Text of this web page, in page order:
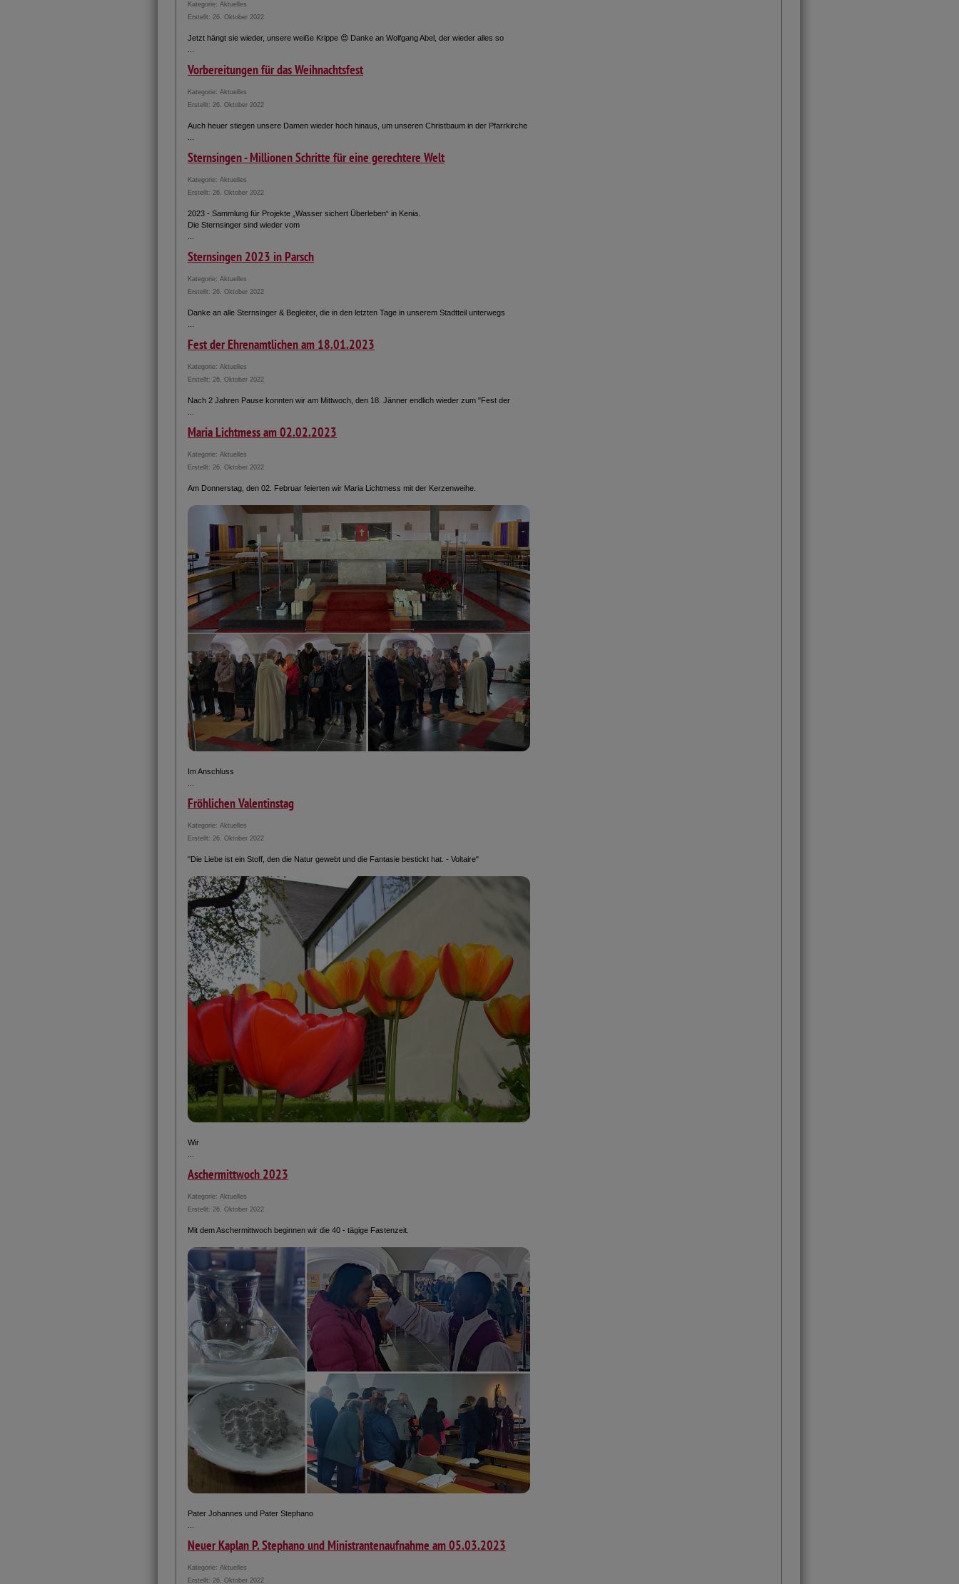
Kategorie: Aktuelles
Erstellt: 26. Oktober 2022
Jetzt hängt sie wieder, unsere weiße Krippe 😍 Danke an Wolfgang Abel, der wieder alles so
Vorbereitungen für das Weihnachtsfest
Kategorie: Aktuelles
Erstellt: 26. Oktober 2022
Auch heuer stiegen unsere Damen wieder hoch hinaus, um unseren Christbaum in der Pfarrkirche
Sternsingen - Millionen Schritte für eine gerechtere Welt
Kategorie: Aktuelles
Erstellt: 26. Oktober 2022
2023 - Sammlung für Projekte „Wasser sichert Überleben“ in Kenia.
Die Sternsinger sind wieder vom
Sternsingen 2023 in Parsch
Kategorie: Aktuelles
Erstellt: 26. Oktober 2022
Danke an alle Sternsinger & Begleiter, die in den letzten Tage in unserem Stadtteil unterwegs
Fest der Ehrenamtlichen am 18.01.2023
Kategorie: Aktuelles
Erstellt: 26. Oktober 2022
Nach 2 Jahren Pause konnten wir am Mittwoch, den 18. Jänner endlich wieder zum "Fest der
Maria Lichtmess am 02.02.2023
Kategorie: Aktuelles
Erstellt: 26. Oktober 2022
Am Donnerstag, den 02. Februar feierten wir Maria Lichtmess mit der Kerzenweihe.
Im Anschluss
Fröhlichen Valentinstag
Kategorie: Aktuelles
Erstellt: 26. Oktober 2022
"Die Liebe ist ein Stoff, den die Natur gewebt und die Fantasie bestickt hat. - Voltaire"
Wir
Aschermittwoch 2023
Kategorie: Aktuelles
Erstellt: 26. Oktober 2022
Mit dem Aschermittwoch beginnen wir die 40 - tägige Fastenzeit.
Pater Johannes und Pater Stephano
Neuer Kaplan P. Stephano und Ministrantenaufnahme am 05.03.2023
Kategorie: Aktuelles
Erstellt: 26. Oktober 2022